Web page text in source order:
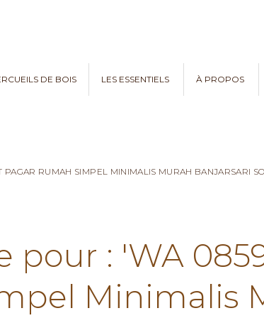
DE BOIS LES ESSENTIELS À PROPOS
RUMAH SIMPEL MINIMALIS MURAH BANJARSARI
pour : 'WA
Minimalis